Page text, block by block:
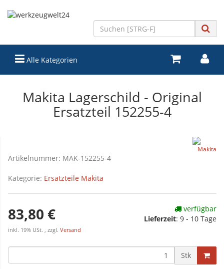
Alle Kategorien
Makita Lagerschild - Original
Ersatzteil 152255-4
Artikelnummer: MAK-152255-4
Kategorie: Ersatzteile Makita
83,80 €
inkl. 19% USt. , zzgl. Versand
verfügbar
Lieferzeit: 9 - 10 Tage
Stk